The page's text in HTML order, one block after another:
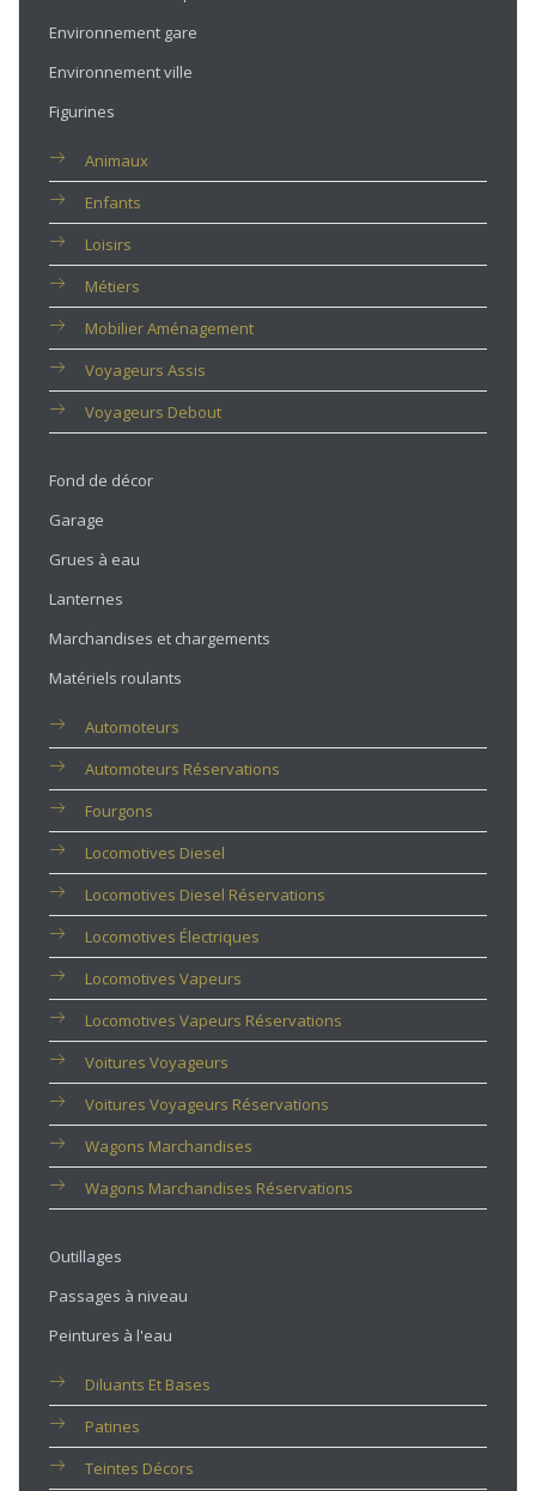
Environnement gare
Environnement ville
Figurines
Animaux
Enfants
Loisirs
Métiers
Mobilier Aménagement
Voyageurs Assis
Voyageurs Debout
Fond de décor
Garage
Grues à eau
Lanternes
Marchandises et chargements
Matériels roulants
Automoteurs
Automoteurs Réservations
Fourgons
Locomotives Diesel
Locomotives Diesel Réservations
Locomotives Électriques
Locomotives Vapeurs
Locomotives Vapeurs Réservations
Voitures Voyageurs
Voitures Voyageurs Réservations
Wagons Marchandises
Wagons Marchandises Réservations
Outillages
Passages à niveau
Peintures à l'eau
Diluants Et Bases
Patines
Teintes Décors